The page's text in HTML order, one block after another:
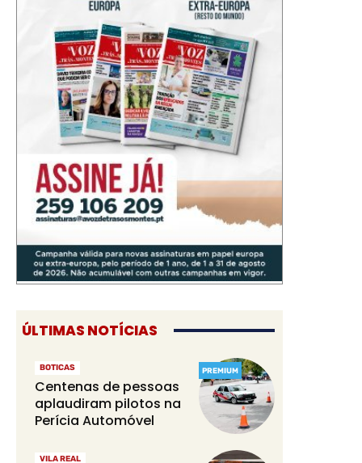
ÚLTIMAS NOTÍCIAS
PREMIUM
BOTICAS
Centenas de pessoas
aplaudiram pilotos na
Perícia Automóvel
VILA REAL